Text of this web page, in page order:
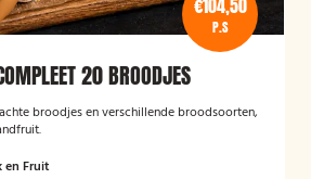
€104,50
P.S
20 BROODJES
broodjes en verschillende broodsoorten,
en Fruit